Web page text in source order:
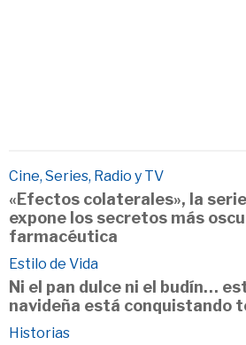
Cine, Series, Radio y TV
«Efectos colaterales», la
expone los secretos más
farmacéutica
Estilo de Vida
Ni el pan dulce ni el budín…
navideña está conquistando
Historias